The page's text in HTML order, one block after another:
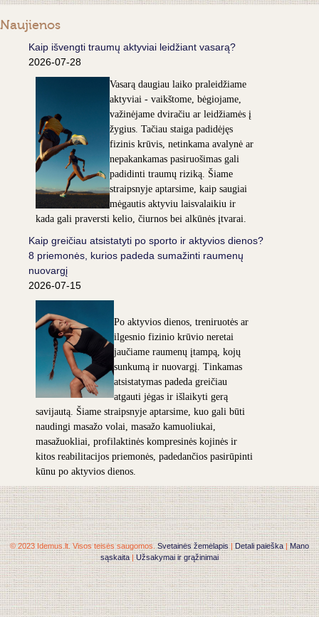
Naujienos
Kaip išvengti traumų aktyviai leidžiant vasarą?
2026-07-28
Vasarą daugiau laiko praleidžiame
aktyviai - vaikštome, bėgiojame,
važinėjame dviračiu ar leidžiamės į
žygius. Tačiau staiga padidėjęs
fizinis krūvis, netinkama avalynė ar
nepakankamas pasiruošimas gali
padidinti traumų riziką. Šiame
straipsnyje aptarsime, kaip saugiai
mėgautis aktyviu laisvalaikiu ir
kada gali praversti kelio, čiurnos bei alkūnės įtvarai.
Kaip greičiau atsistatyti po sporto ir aktyvios dienos?
8 priemonės, kurios padeda sumažinti raumenų
nuovargį
2026-07-15
Po aktyvios dienos, treniruotės ar
ilgesnio fizinio krūvio neretai
jaučiame raumenų įtampą, kojų
sunkumą ir nuovargį. Tinkamas
atsistatymas padeda greičiau
atgauti jėgas ir išlaikyti gerą
savijautą. Šiame straipsnyje aptarsime, kuo gali būti
naudingi masažo volai, masažo kamuoliukai,
masažuokliai, profilaktinės kompresinės kojinės ir
kitos reabilitacijos priemonės, padedančios pasirūpinti
kūnu po aktyvios dienos.
© 2023 Idemus.lt. Visos teisės saugomos.Svetainės žemėlapis|Detali paieška|Mano
sąskaita|Užsakymai ir grąžinimai